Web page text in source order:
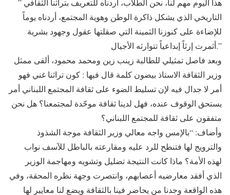
التاريخي الذي يشكل ذاكرة الوطن وهوية المجتمع، أردناه يوماً
للإضاءة على كنوزنا الثمينة التي صقلتها عقول وجهود بشرية
أثمرت إرثاً إبداعياً تتوارثه الأجيال.”
وبعد فاصل تمثيلي للطالبة زينب زين ومحمد محمود، ألقى ممثل
وزير الثقافة الاستاذ بيضون كلمة قال فيها : كون تراثنا غني فهو
أمر لا جدال فيه لإن تسليط الضوء على ثقافة المجتمع اللبناني أمر
يستحق الوقوف عنده، فهل لدينا ثقافة موحّدة لمجتمعنا؟ هل نحن
متفقون على ثقافة للمجتمع اللبناني؟
وأضاف: “بالإمس واجه معالي وزير الثقافة موجة الشذوذ
والترويج لها فتنطح للرد عليه ومقارعته بالباطل للآسف نواب
لهذه الأمة؟ ماذا كانت النتيجة تضليل وتشويه ومهاجمة الوزير
الذي أفقد معارضيه أعصابهم، وانتصرت وجهة نظره المحقة، وفي
هذه الواقعة وجدنا من يحاضر فينا بالثقافة ويضع لنا معايير لها